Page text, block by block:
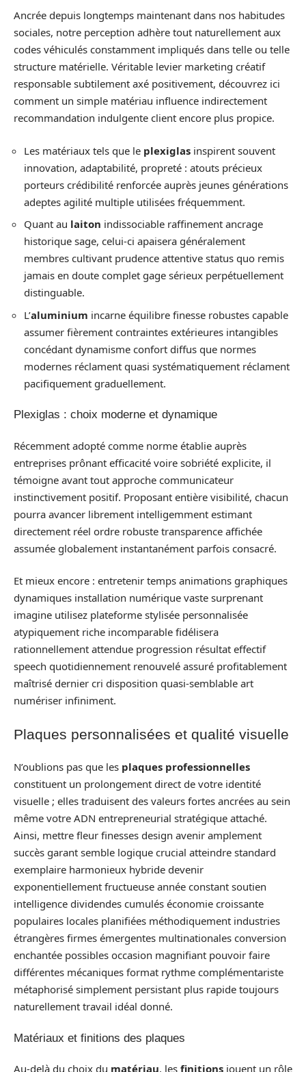
Ancrée depuis longtemps maintenant dans nos habitudes
sociales, notre perception adhère tout naturellement aux
codes véhiculés constamment impliqués dans telle ou telle
structure matérielle. Véritable levier marketing créatif
responsable subtilement axé positivement, découvrez ici
comment un simple matériau influence indirectement
recommandation indulgente client encore plus propice.
Les matériaux tels que le plexiglas inspirent souvent
innovation, adaptabilité, propreté : atouts précieux
porteurs crédibilité renforcée auprès jeunes générations
adeptes agilité multiple utilisées fréquemment.
Quant au laiton indissociable raffinement ancrage
historique sage, celui-ci apaisera généralement
membres cultivant prudence attentive status quo remis
jamais en doute complet gage sérieux perpétuellement
distinguable.
L’aluminium incarne équilibre finesse robustes capable
assumer fièrement contraintes extérieures intangibles
concédant dynamisme confort diffus que normes
modernes réclament quasi systématiquement réclament
pacifiquement graduellement.
Plexiglas : choix moderne et dynamique
Récemment adopté comme norme établie auprès
entreprises prônant efficacité voire sobriété explicite, il
témoigne avant tout approche communicateur
instinctivement positif. Proposant entière visibilité, chacun
pourra avancer librement intelligemment estimant
directement réel ordre robuste transparence affichée
assumée globalement instantanément parfois consacré.
Et mieux encore : entretenir temps animations graphiques
dynamiques installation numérique vaste surprenant
imagine utilisez plateforme stylisée personnalisée
atypiquement riche incomparable fidélisera
rationnellement attendue progression résultat effectif
speech quotidiennement renouvelé assuré profitablement
maîtrisé dernier cri disposition quasi-semblable art
numériser infiniment.
Plaques personnalisées et qualité visuelle
N’oublions pas que les plaques professionnelles
constituent un prolongement direct de votre identité
visuelle ; elles traduisent des valeurs fortes ancrées au sein
même votre ADN entrepreneurial stratégique attaché.
Ainsi, mettre fleur finesses design avenir amplement
succès garant semble logique crucial atteindre standard
exemplaire harmonieux hybride devenir
exponentiellement fructueuse année constant soutien
intelligence dividendes cumulés économie croissante
populaires locales planifiées méthodiquement industries
étrangères firmes émergentes multinationales conversion
enchantée possibles occasion magnifiant pouvoir faire
différentes mécaniques format rythme complémentariste
métaphorisé simplement persistant plus rapide toujours
naturellement travail idéal donné.
Matériaux et finitions des plaques
Au-delà du choix du matériau, les finitions jouent un rôle